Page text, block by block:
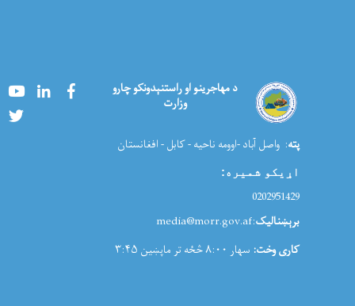
د مهاجرینو او راستنېدونکو چارو
وزارت
YoutubeLinkedInFacebook
پته: واصل آباد -اوومه ناحیه - کابل - افغانستان
اړیکو شمیره:
0202951429
برېښنالیک:media@morr.gov.af
کاری وخت: سهار ۸:۰۰ څځه تر ماپښین ۳:۴۵